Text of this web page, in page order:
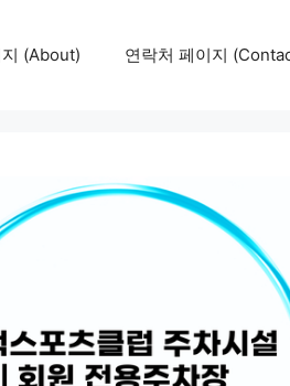
(About) 연락처 페이지